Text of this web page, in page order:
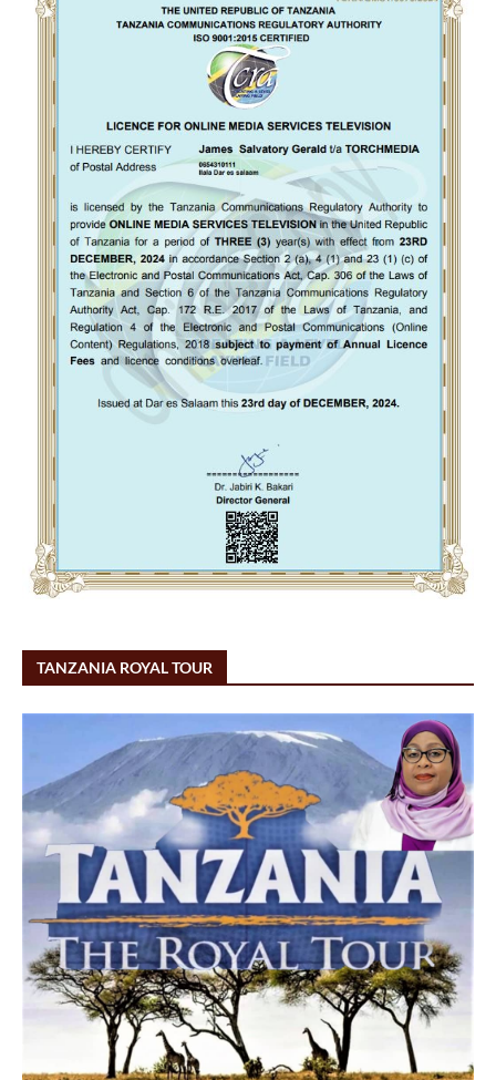
TANZANIA ROYAL TOUR